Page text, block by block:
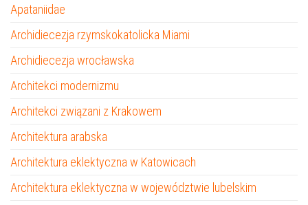
Apataniidae
Archidiecezja rzymskokatolicka Miami
Archidiecezja wrocławska
Architekci modernizmu
Architekci związani z Krakowem
Architektura arabska
Architektura eklektyczna w Katowicach
Architektura eklektyczna w województwie lubelskim